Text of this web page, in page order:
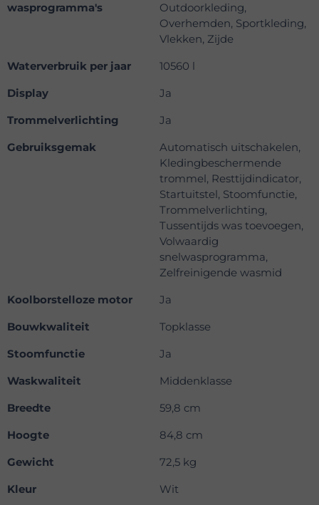
wasprogramma's
Outdoorkleding,
Overhemden, Sportkleding,
Vlekken, Zijde
Waterverbruik per jaar
10560 l
Display
Ja
Trommelverlichting
Ja
Gebruiksgemak
Automatisch uitschakelen,
Kledingbeschermende
trommel, Resttijdindicator,
Startuitstel, Stoomfunctie,
Trommelverlichting,
Tussentijds was toevoegen,
Volwaardig
snelwasprogramma,
Zelfreinigende wasmid
Koolborstelloze motor
Ja
Bouwkwaliteit
Topklasse
Stoomfunctie
Ja
Waskwaliteit
Middenklasse
Breedte
59,8 cm
Hoogte
84,8 cm
Gewicht
72,5 kg
Kleur
Wit